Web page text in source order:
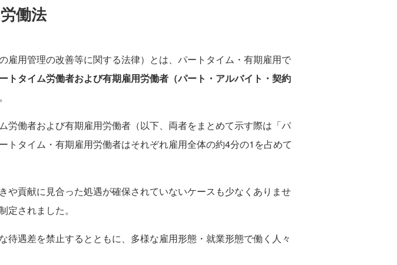
働法
用管理の改善等に関する法律）とは、パートタイム・有期雇用で
トタイム労働者および有期雇用労働者（パート・アルバイト・契約
働者および有期雇用労働者（以下、両者をまとめて示す際は「パ
タイム・有期雇用労働者はそれぞれ雇用全体の約4分の1を占めて
貢献に見合った処遇が確保されていないケースも少なくありませ
されました。
遇差を禁止するとともに、多様な雇用形態・就業形態で働く人々